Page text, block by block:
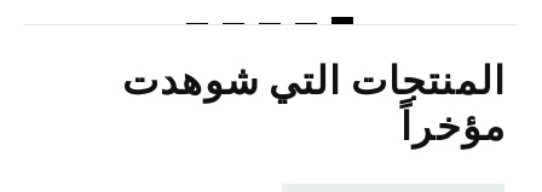
المنتجات التي شوهدت
مؤخراً